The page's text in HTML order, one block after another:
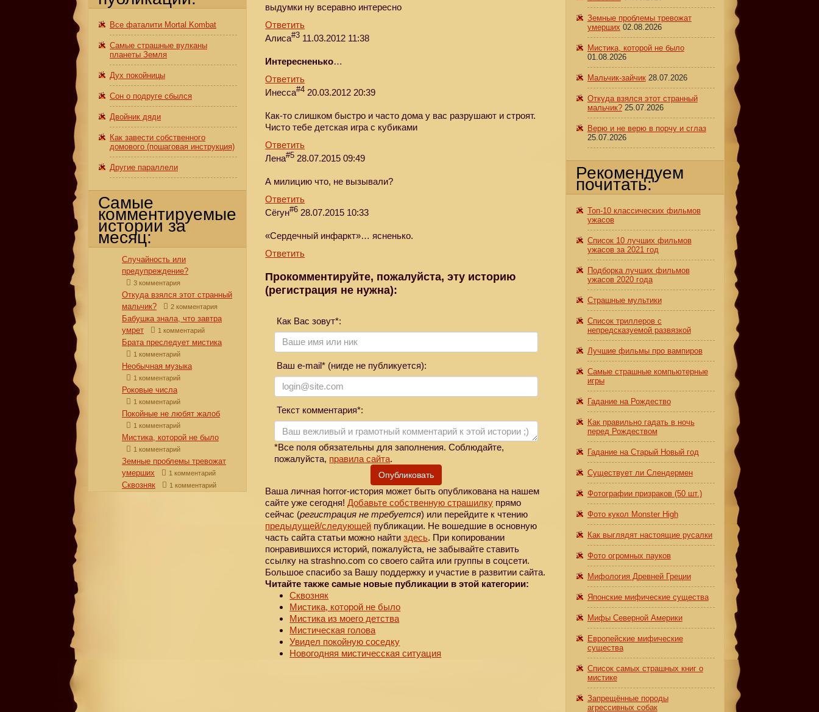
выдумки ну всеравно интересно
Ответить
Алиса#3 11.03.2012 11:38
Интересненько…
Ответить
Инесса#4 20.03.2012 20:39
Как-то слишком быстро и часто дома у вас разрушают и строят.
Чисто тебе детская игра с кубиками
Ответить
Лена#5 28.07.2015 09:49
А милицию что, не вызывали?
Ответить
Сёгун#6 28.07.2015 10:33
«Сердечный инфаркт»… ясненько.
Ответить
Прокомментируйте, пожалуйста, эту историю
(регистрация не нужна):
Как Вас зовут*:
Ваш e-mail* (нигде не публикуется):
Текст комментария*:
*Все поля обязательны для заполнения. Соблюдайте,
пожалуйста, правила сайта.
Опубликовать
Ваша личная horror-история может быть опубликована на нашем
сайте уже сегодня!Добавьте собственную страшилку прямо
сейчас (регистрация не требуется) или перейдите к чтению
предыдущей/следующей публикации. Не вошедшие в основную
часть сайта статьи можно найтиздесь. При копировании
понравившихся историй, пожалуйста, не забывайте ставить
ссылку на strashno.com со своего сайта или группы в соцсети.
Большое спасибо за Вашу поддержку и участие в развитии сайта.
Читайте также самые новые публикации в этой категории:
Сквозняк
Мистика, которой не было
Мистика из моего детства
Мистическая голова
Увидел покойную соседку
Новогодняя мистичесская ситуация
Все фаталити Mortal Kombat
Самые страшные вулканы
планеты Земля
Дух покойницы
Сон о подруге сбылся
Двойник дяди
Как завести собственного
домового (пошаговая инструкция)
Другие параллели
Самые
комментируемые
истории за
месяц:
Случайность или
предупреждение?
3 комментария
Откуда взялся этот странный
мальчик?
2 комментария
Бабушка знала, что завтра
умрет
1 комментарий
Брата преследует мистика
1 комментарий
Необычная музыка
1 комментарий
Роковые числа
1 комментарий
Покойные не любят жалоб
1 комментарий
Мистика, которой не было
1 комментарий
Земные проблемы тревожат
умерших
1 комментарий
Сквозняк 1 комментарий
Земные проблемы тревожат
умерших 02.08.2026
Мистика, которой не было
01.08.2026
Мальчик-зайчик 28.07.2026
Откуда взялся этот странный
мальчик? 25.07.2026
Верю и не верю в порчу и сглаз
25.07.2026
Рекомендуем
почитать:
Топ-10 классических фильмов
ужасов
Список 10 лучших фильмов
ужасов за 2021 год
Подборка лучших фильмов
ужасов 2020 года
Страшные мультики
Список триллеров с
непредсказуемой развязкой
Лучшие фильмы про вампиров
Самые страшные компьютерные
игры
Гадание на Рождество
Как правильно гадать в ночь
перед Рождеством
Гадание на Старый Новый год
Существует ли Слендермен
Фотографии призраков (50 шт.)
Фото кукол Monster High
Как выглядят настоящие русалки
Фото огромных пауков
Мифология Древней Греции
Японские мифические существа
Мифы Северной Америки
Европейские мифические
существа
Список самых страшных книг о
мистике
Запрещённые породы
агрессивных собак